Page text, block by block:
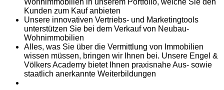
Wohnimmobilien in unserem Portfolio, welche Sie den
Kunden zum Kauf anbieten
Unsere innovativen Vertriebs- und Marketingtools
unterstützen Sie bei dem Verkauf von Neubau-
Wohnimmobilien
Alles, was Sie über die Vermittlung von Immobilien
wissen müssen, bringen wir Ihnen bei. Unsere Engel &
Völkers Academy bietet Ihnen praxisnahe Aus- sowie
staatlich anerkannte Weiterbildungen